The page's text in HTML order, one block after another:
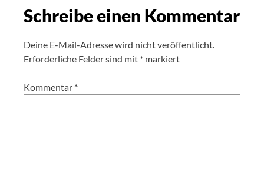
Schreibe einen Kommentar
Deine E-Mail-Adresse wird nicht veröffentlicht.
Erforderliche Felder sind mit * markiert
Kommentar *